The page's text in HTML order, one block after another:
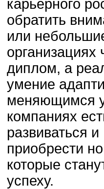
карьерного
обратить
или
организациях
диплом, а
умение
меняющимся
компаниях
развиваться и
приобрести
которые
успеху.